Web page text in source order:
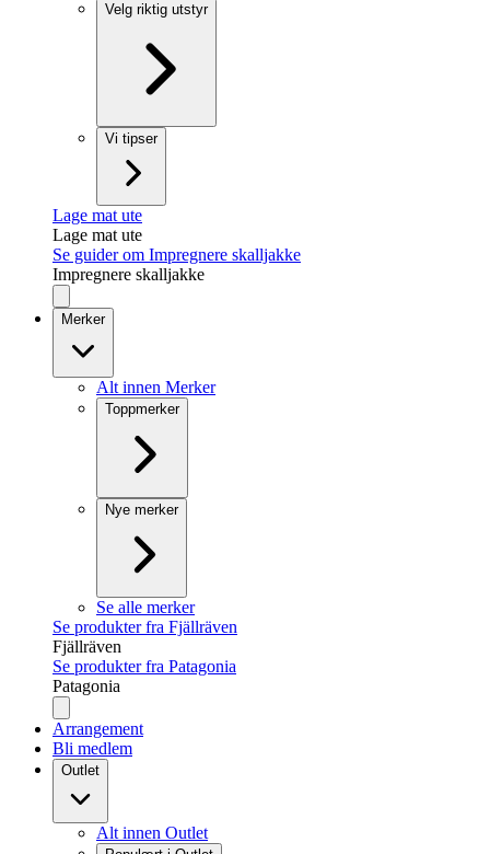
Velg riktig utstyr
Vi tipser
Lage mat ute
Lage mat ute
Se guider om Impregnere skalljakke
Impregnere skalljakke
Merker
Alt innen Merker
Toppmerker
Nye merker
Se alle merker
Se produkter fra Fjällräven
Fjällräven
Se produkter fra Patagonia
Patagonia
Arrangement
Bli medlem
Outlet
Alt innen Outlet